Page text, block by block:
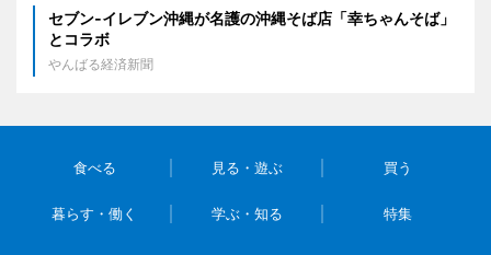
セブン‐イレブン沖縄が名護の沖縄そば店「幸ちゃんそば」
とコラボ
やんばる経済新聞
食べる 見る・遊ぶ 買う
暮らす・働く 学ぶ・知る 特集